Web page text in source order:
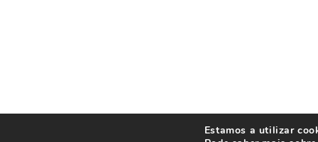
Estamos a utilizar